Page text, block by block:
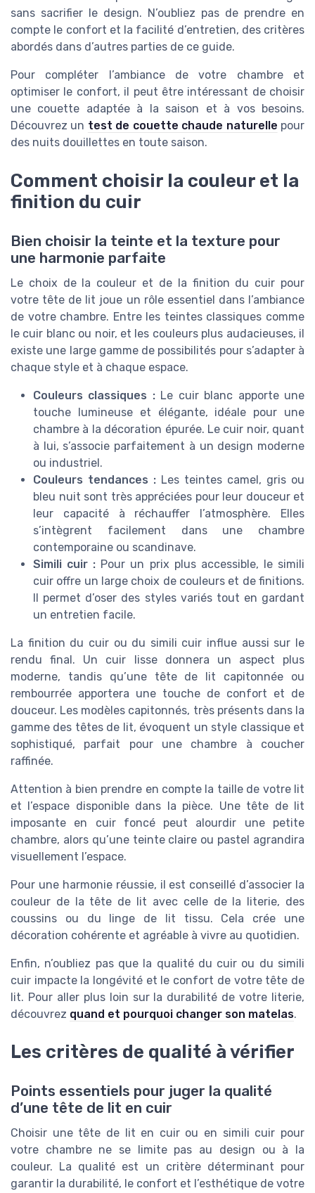
sans sacrifier le design. N’oubliez pas de prendre en
compte le confort et la facilité d’entretien, des critères
abordés dans d’autres parties de ce guide.
Pour compléter l’ambiance de votre chambre et
optimiser le confort, il peut être intéressant de choisir
une couette adaptée à la saison et à vos besoins.
Découvrez un test de couette chaude naturelle pour
des nuits douillettes en toute saison.
Comment choisir la couleur et la
finition du cuir
Bien choisir la teinte et la texture pour
une harmonie parfaite
Le choix de la couleur et de la finition du cuir pour
votre tête de lit joue un rôle essentiel dans l’ambiance
de votre chambre. Entre les teintes classiques comme
le cuir blanc ou noir, et les couleurs plus audacieuses, il
existe une large gamme de possibilités pour s’adapter à
chaque style et à chaque espace.
Couleurs classiques :Le cuir blanc apporte une
touche lumineuse et élégante, idéale pour une
chambre à la décoration épurée. Le cuir noir, quant
à lui, s’associe parfaitement à un design moderne
ou industriel.
Couleurs tendances : Les teintes camel, gris ou
bleu nuit sont très appréciées pour leur douceur et
leur capacité à réchauffer l’atmosphère. Elles
s’intègrent facilement dans une chambre
contemporaine ou scandinave.
Simili cuir : Pour un prix plus accessible, le simili
cuir offre un large choix de couleurs et de finitions.
Il permet d’oser des styles variés tout en gardant
un entretien facile.
La finition du cuir ou du simili cuir influe aussi sur le
rendu final. Un cuir lisse donnera un aspect plus
moderne, tandis qu’une tête de lit capitonnée ou
rembourrée apportera une touche de confort et de
douceur. Les modèles capitonnés, très présents dans la
gamme des têtes de lit, évoquent un style classique et
sophistiqué, parfait pour une chambre à coucher
raffinée.
Attention à bien prendre en compte la taille de votre lit
et l’espace disponible dans la pièce. Une tête de lit
imposante en cuir foncé peut alourdir une petite
chambre, alors qu’une teinte claire ou pastel agrandira
visuellement l’espace.
Pour une harmonie réussie, il est conseillé d’associer la
couleur de la tête de lit avec celle de la literie, des
coussins ou du linge de lit tissu. Cela crée une
décoration cohérente et agréable à vivre au quotidien.
Enfin, n’oubliez pas que la qualité du cuir ou du simili
cuir impacte la longévité et le confort de votre tête de
lit. Pour aller plus loin sur la durabilité de votre literie,
découvrez quand et pourquoi changer son matelas.
Les critères de qualité à vérifier
Points essentiels pour juger la qualité
d’une tête de lit en cuir
Choisir une tête de lit en cuir ou en simili cuir pour
votre chambre ne se limite pas au design ou à la
couleur. La qualité est un critère déterminant pour
garantir la durabilité, le confort et l’esthétique de votre